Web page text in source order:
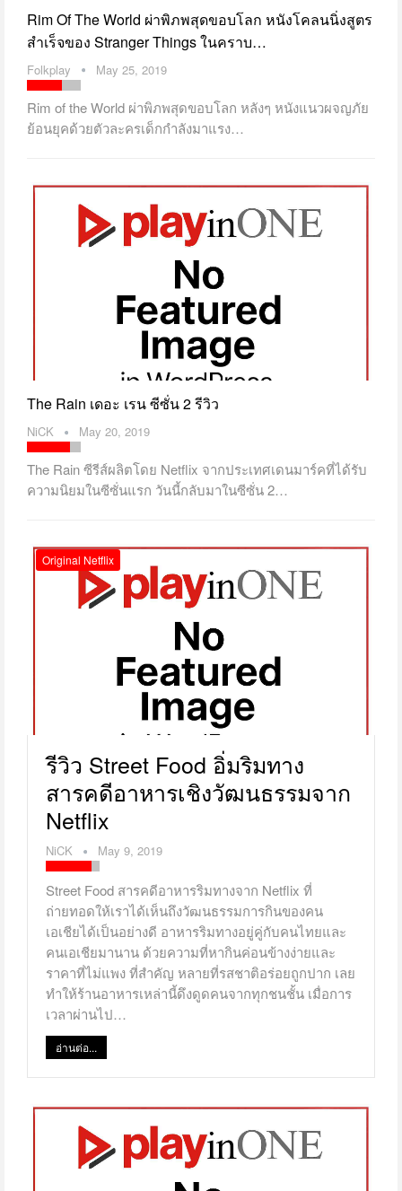
Rim Of The World ผ่าพิภพสุดขอบโลก หนังโคลนนิ่งสูตร
สำเร็จของ Stranger Things ในคราบ…
Folkplay May 25, 2019
Rim of the World ผ่าพิภพสุดขอบโลก หลังๆ หนังแนวผจญภัย
ย้อนยุคด้วยตัวละครเด็กกำลังมาแรง…
The Rain เดอะ เรน ซีซั่น 2 รีวิว
NiCK May 20, 2019
The Rain ซีรีส์ผลิตโดย Netflix จากประเทศเดนมาร์คที่ได้รับ
ความนิยมในซีซั่นแรก วันนี้กลับมาในซีซั่น 2…
Original Netflix
รีวิว Street Food อิ่มริมทาง
สารคดีอาหารเชิงวัฒนธรรมจาก
Netflix
NiCK May 9, 2019
Street Food สารคดีอาหารริมทางจาก Netflix ที่
ถ่ายทอดให้เราได้เห็นถึงวัฒนธรรมการกินของคน
เอเชียได้เป็นอย่างดี อาหารริมทางอยู่คู่กับคนไทยและ
คนเอเชียมานาน ด้วยความที่หากินค่อนข้างง่ายและ
ราคาที่ไม่แพง ที่สำคัญ หลายที่รสชาติอร่อยถูกปาก เลย
ทำให้ร้านอาหารเหล่านี้ดึงดูดคนจากทุกชนชั้น เมื่อการ
เวลาผ่านไป…
อ่านต่อ...